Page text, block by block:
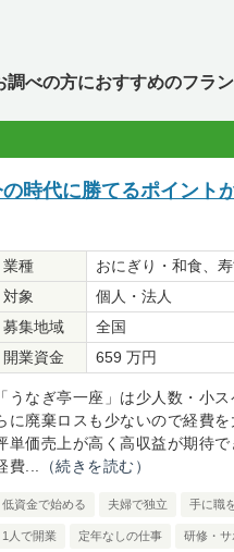
調べの方におすすめのフラ
時代に勝てるポイント
業種
おにぎり・和食、
対象
個人・法人
募集地域
全国
開業資金
659 万円
「うなぎ亭一座」は少人数・小
に廃棄ロスも少ないので経費を
単価売上が高く高収益が期待
費...
（続きを読む）
低資金で始める 夫婦で独立 手に職
1人で開業 定年なしの仕事 研修・